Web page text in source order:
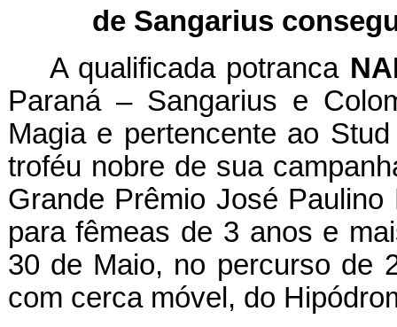
de Sangarius
A qualificada potranca
Paraná – Sangarius e
Magia e pertencente ao
troféu nobre de sua
Grande Prêmio José
para fêmeas de 3 anos e
30 de Maio, no percurso de
com cerca móvel, do